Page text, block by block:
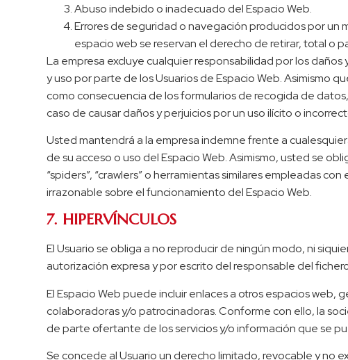
Abuso indebido o inadecuado del Espacio Web.
Errores de seguridad o navegación producidos por un
espacio web se reservan el derecho de retirar, total o
La empresa excluye cualquier responsabilidad por los
y uso por parte de los Usuarios de Espacio Web. Asimismo
como consecuencia de los formularios de recogida de
caso de causar daños y perjuicios por un uso ilícito o
Usted mantendrá a la empresa indemne frente a
de su acceso o uso del Espacio Web. Asimismo, usted se
“spiders”, “crawlers” o herramientas similares empleadas
irrazonable sobre el funcionamiento del Espacio Web.
7. HIPERVÍNCULOS
El Usuario se obliga a no reproducir de ningún modo, ni
autorización expresa y por escrito del responsable del
El Espacio Web puede incluir enlaces a otros espacios
colaboradoras y/o patrocinadoras. Conforme con ello, la
de parte ofertante de los servicios y/o información que se
Se concede al Usuario un derecho limitado, revocable y no